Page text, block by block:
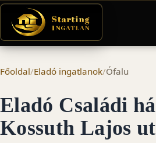
Főoldal/Eladó ingatlanok/Ófalu
Eladó Családi
Kossuth Lajos